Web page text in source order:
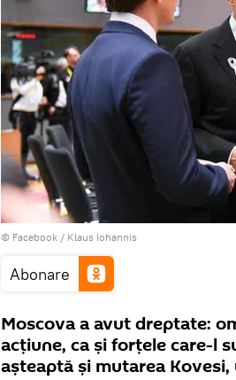
© Facebook / Klaus Iohannis
Abonare
Moscova a avut dreptate:
acțiune, ca și forțele care-l
așteaptă și mutarea Kovesi,